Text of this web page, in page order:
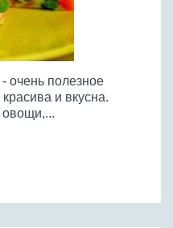
очень полезное
и вкусна.